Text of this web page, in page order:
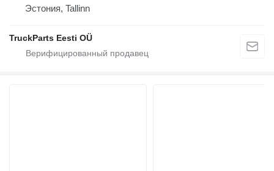
Эстония, Tallinn
TruckParts Eesti OÜ